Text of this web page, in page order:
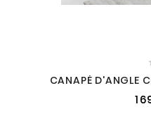
CANAPÉ D'ANGLE
CLAIR, 1